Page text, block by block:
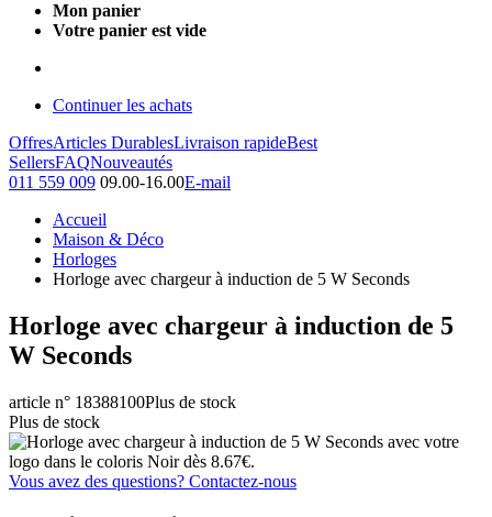
Mon panier
Votre panier est vide
Continuer les achats
OffresArticles DurablesLivraison rapideBest
SellersFAQNouveautés
011 559 009 09.00-16.00E-mail
Accueil
Maison & Déco
Horloges
Horloge avec chargeur à induction de 5 W Seconds
Horloge avec chargeur à induction de 5
W Seconds
article n° 18388100Plus de stock
Plus de stock
Vous avez des questions? Contactez-nous